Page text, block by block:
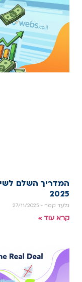
המדריך השלם
2025
גלעד קמר
קרא עוד »